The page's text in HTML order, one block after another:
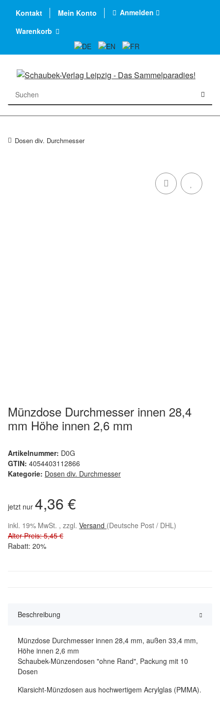
Kontakt Mein Konto
Anmelden
Warenkorb
Dosen div. Durchmesser
Münzdose Durchmesser innen 28,4
mm Höhe innen 2,6 mm
Artikelnummer: D0G
GTIN: 4054403112866
Kategorie: Dosen div. Durchmesser
jetzt nur 4,36 €
inkl. 19% MwSt. , zzgl. Versand (Deutsche Post / DHL)
Alter Preis: 5,45 €
Rabatt: 20%
Beschreibung
Münzdose Durchmesser innen 28,4 mm, außen 33,4 mm,
Höhe innen 2,6 mm
Schaubek-Münzendosen "ohne Rand", Packung mit 10
Dosen
Klarsicht-Münzdosen aus hochwertigem Acrylglas (PMMA).